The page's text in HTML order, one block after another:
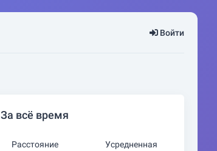
Войти
За всё время
Расстояние
Усредненная